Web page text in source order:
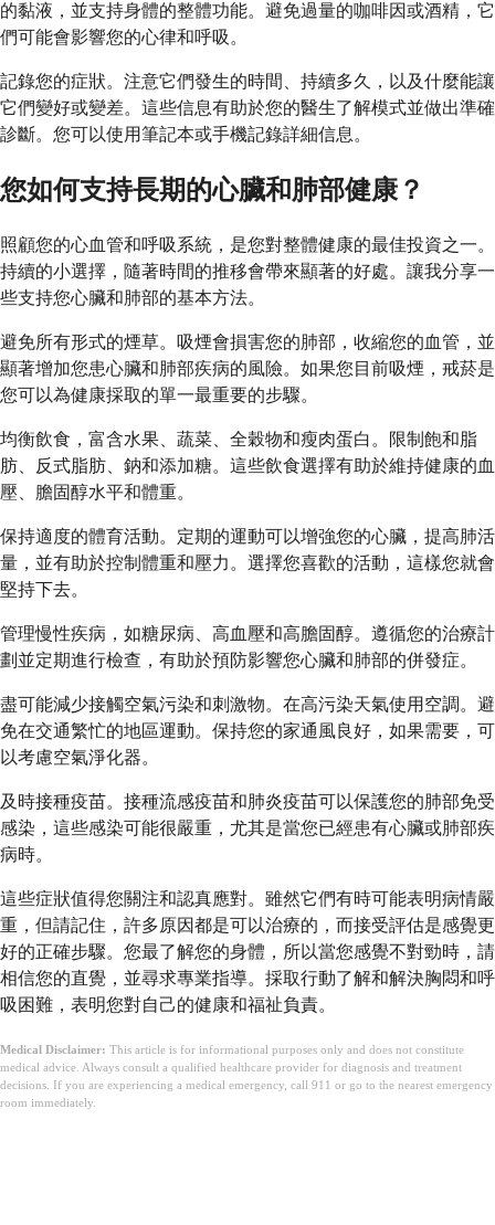
的黏液，並支持身體的整體功能。避免過量的咖啡因或酒精，它
們可能會影響您的心律和呼吸。
記錄您的症狀。注意它們發生的時間、持續多久，以及什麼能讓
它們變好或變差。這些信息有助於您的醫生了解模式並做出準確
診斷。您可以使用筆記本或手機記錄詳細信息。
您如何支持長期的心臟和肺部健康？
照顧您的心血管和呼吸系統，是您對整體健康的最佳投資之一。
持續的小選擇，隨著時間的推移會帶來顯著的好處。讓我分享一
些支持您心臟和肺部的基本方法。
避免所有形式的煙草。吸煙會損害您的肺部，收縮您的血管，並
顯著增加您患心臟和肺部疾病的風險。如果您目前吸煙，戒菸是
您可以為健康採取的單一最重要的步驟。
均衡飲食，富含水果、蔬菜、全穀物和瘦肉蛋白。限制飽和脂
肪、反式脂肪、鈉和添加糖。這些飲食選擇有助於維持健康的血
壓、膽固醇水平和體重。
保持適度的體育活動。定期的運動可以增強您的心臟，提高肺活
量，並有助於控制體重和壓力。選擇您喜歡的活動，這樣您就會
堅持下去。
管理慢性疾病，如糖尿病、高血壓和高膽固醇。遵循您的治療計
劃並定期進行檢查，有助於預防影響您心臟和肺部的併發症。
盡可能減少接觸空氣污染和刺激物。在高污染天氣使用空調。避
免在交通繁忙的地區運動。保持您的家通風良好，如果需要，可
以考慮空氣淨化器。
及時接種疫苗。接種流感疫苗和肺炎疫苗可以保護您的肺部免受
感染，這些感染可能很嚴重，尤其是當您已經患有心臟或肺部疾
病時。
這些症狀值得您關注和認真應對。雖然它們有時可能表明病情嚴
重，但請記住，許多原因都是可以治療的，而接受評估是感覺更
好的正確步驟。您最了解您的身體，所以當您感覺不對勁時，請
相信您的直覺，並尋求專業指導。採取行動了解和解決胸悶和呼
吸困難，表明您對自己的健康和福祉負責。
Medical Disclaimer: This article is for informational purposes only and does not constitute
medical advice. Always consult a qualified healthcare provider for diagnosis and treatment
decisions. If you are experiencing a medical emergency, call 911 or go to the nearest emergency
room immediately.